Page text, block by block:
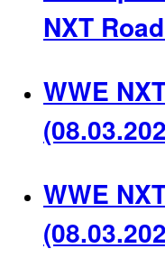
NXT
WWE
WWE